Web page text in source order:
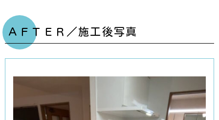
ＡＦＴＥＲ／施工後写真